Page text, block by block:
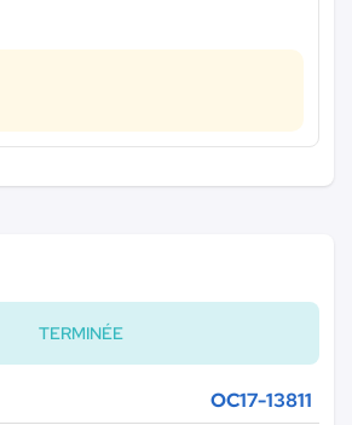
TERMINÉE
OC17-13811